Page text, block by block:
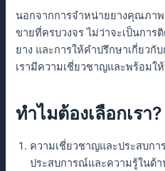
นอกจากการจำหน่ายยางคุณภาพ
ขายที่ครบวงจร ไม่ว่าจะเป็นการ
ยาง และการให้คำปรึกษาเกี่ยวกั
เรามีความเชี่ยวชาญและพร้อมใ
ทำไมต้องเลือกเรา?
ความเชี่ยวชาญและประสบก
ประสบการณ์และความรู้ในด้